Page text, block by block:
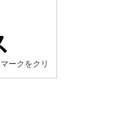
ークをクリ